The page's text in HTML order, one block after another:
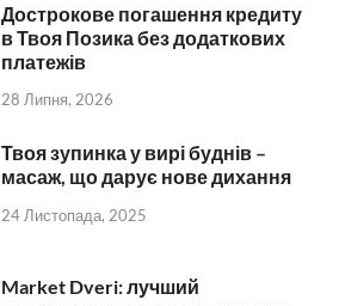
Дострокове погашення кредиту
в Твоя Позика без додаткових
платежів
28 Липня, 2026
Твоя зупинка у вирі буднів –
масаж, що дарує нове дихання
24 Листопада, 2025
Market Dveri: лучший